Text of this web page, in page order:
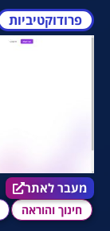
פרודוקטיביות
חינוך והוראה
מעבר לאתר